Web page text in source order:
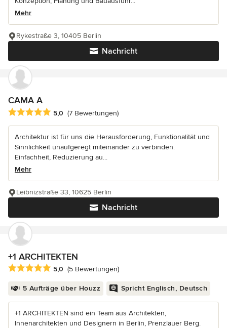
Mehr
Nachricht
Rykestraße 3, 10405 Berlin
CAMA A
Durchschnittliche Bewertung: 5 von 5 Sternen
5,0 (7 Bewertungen)
Architektur ist für uns die Herausforderung, Funktionalität und
Sinnlichkeit unaufgeregt miteinander zu verbinden.
Einfachheit, Reduzierung au...
Mehr
Nachricht
Leibnizstraße 33, 10625 Berlin
+1 ARCHITEKTEN
Durchschnittliche Bewertung: 5 von 5 Sternen
5,0 (5 Bewertungen)
5 Aufträge über Houzz Spricht Englisch, Deutsch
+1 ARCHITEKTEN sind ein Team aus Architekten,
Innenarchitekten und Designern in Berlin, Prenzlauer Berg.